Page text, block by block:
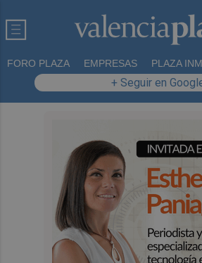
FORO PLAZA EMPRESAS PLAZA
+ Seguir en